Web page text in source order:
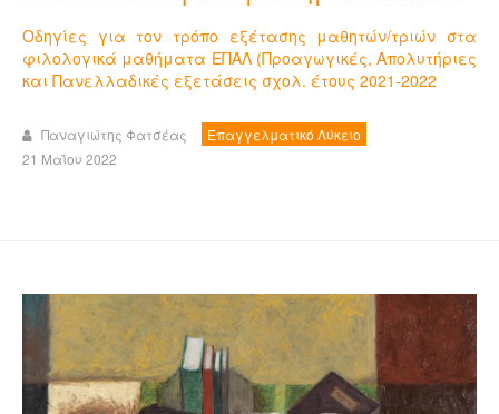
Οδηγίες για τον τρόπο εξέτασης μαθητών/τριών στα
φιλολογικά μαθήματα ΕΠΑΛ (Προαγωγικές, Απoλυτήριες
και Πανελλαδικές εξετάσεις σχολ. έτους 2021-2022
Παναγιώτης Φατσέας
Επαγγελματικό Λύκειο
21 Μαΐου 2022